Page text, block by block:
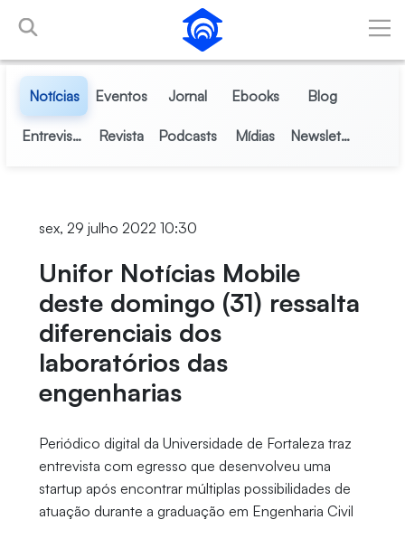
Pular para o Conteúdo principal
Notícias Eventos Jornal Ebooks Blog
Entrevistas Revista Podcasts Mídias Newsletter
sex, 29 julho 2022 10:30
Unifor Notícias Mobile
deste domingo (31) ressalta
diferenciais dos
laboratórios das
engenharias
Periódico digital da Universidade de Fortaleza traz
entrevista com egresso que desenvolveu uma
startup após encontrar múltiplas possibilidades de
atuação durante a graduação em Engenharia Civil